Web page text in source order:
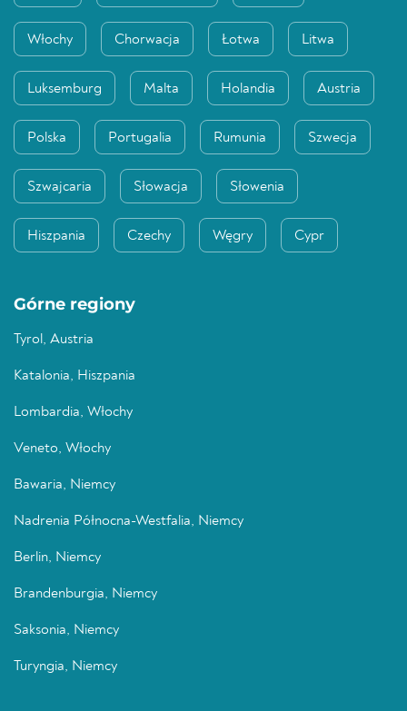
Włochy Chorwacja Łotwa Litwa
Luksemburg Malta Holandia Austria
Polska Portugalia Rumunia Szwecja
Szwajcaria Słowacja Słowenia
Hiszpania Czechy Węgry Cypr
Górne regiony
Tyrol, Austria
Katalonia, Hiszpania
Lombardia, Włochy
Veneto, Włochy
Bawaria, Niemcy
Nadrenia Północna-Westfalia, Niemcy
Berlin, Niemcy
Brandenburgia, Niemcy
Saksonia, Niemcy
Turyngia, Niemcy